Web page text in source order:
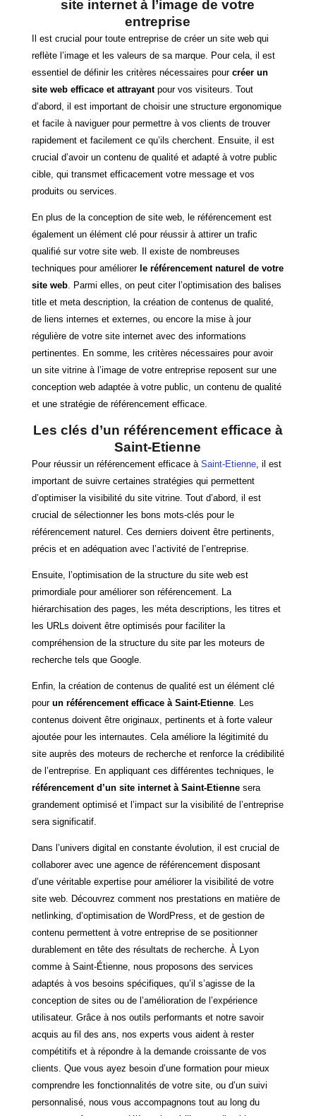
site internet à l’image de votre
entreprise
Il est crucial pour toute entreprise de créer un site web qui
reflète l’image et les valeurs de sa marque. Pour cela, il est
essentiel de définir les critères nécessaires pour créer un
site web efficace et attrayantpour vos visiteurs. Tout
d’abord, il est important de choisir une structure ergonomique
et facile à naviguer pour permettre à vos clients de trouver
rapidement et facilement ce qu’ils cherchent. Ensuite, il est
crucial d’avoir un contenu de qualité et adapté à votre public
cible, qui transmet efficacement votre message et vos
produits ou services.
En plus de la conception de site web, le référencement est
également un élément clé pour réussir à attirer un trafic
qualifié sur votre site web. Il existe de nombreuses
techniques pour améliorer le référencement naturel de votre
site web. Parmi elles, on peut citer l’optimisation des balises
title et meta description, la création de contenus de qualité,
de liens internes et externes, ou encore la mise à jour
régulière de votre site internet avec des informations
pertinentes. En somme, les critères nécessaires pour avoir
un site vitrine à l’image de votre entreprise reposent sur une
conception web adaptée à votre public, un contenu de qualité
et une stratégie de référencement efficace.
Les clés d’un référencement efficace à
Saint-Etienne
Pour réussir un référencement efficace à Saint-Etienne, il est
important de suivre certaines stratégies qui permettent
d’optimiser la visibilité du site vitrine. Tout d’abord, il est
crucial de sélectionner les bons mots-clés pour le
référencement naturel. Ces derniers doivent être pertinents,
précis et en adéquation avec l’activité de l’entreprise.
Ensuite, l’optimisation de la structure du site web est
primordiale pour améliorer son référencement. La
hiérarchisation des pages, les méta descriptions, les titres et
les URLs doivent être optimisés pour faciliter la
compréhension de la structure du site par les moteurs de
recherche tels que Google.
Enfin, la création de contenus de qualité est un élément clé
pour un référencement efficace à Saint-Etienne. Les
contenus doivent être originaux, pertinents et à forte valeur
ajoutée pour les internautes. Cela améliore la légitimité du
site auprès des moteurs de recherche et renforce la crédibilité
de l’entreprise. En appliquant ces différentes techniques, le
référencement d’un site internet à Saint-Etiennesera
grandement optimisé et l’impact sur la visibilité de l’entreprise
sera significatif.
Dans l’univers digital en constante évolution, il est crucial de
collaborer avec une agence de référencement disposant
d’une véritable expertise pour améliorer la visibilité de votre
site web. Découvrez comment nos prestations en matière de
netlinking, d’optimisation de WordPress, et de gestion de
contenu permettent à votre entreprise de se positionner
durablement en tête des résultats de recherche. À Lyon
comme à Saint-Étienne, nous proposons des services
adaptés à vos besoins spécifiques, qu’il s’agisse de la
conception de sites ou de l’amélioration de l’expérience
utilisateur. Grâce à nos outils performants et notre savoir
acquis au fil des ans, nos experts vous aident à rester
compétitifs et à répondre à la demande croissante de vos
clients. Que vous ayez besoin d’une formation pour mieux
comprendre les fonctionnalités de votre site, ou d’un suivi
personnalisé, nous vous accompagnons tout au long du